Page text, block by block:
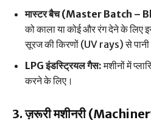
मास्टर बैच (Master Batch –
को काला या कोई और रंग देने के लिए
सूरज की किरणों (UV rays) से पानी
LPG इंडस्ट्रियल गैस:मशीनों में
करने के लिए।
3. ज़रूरी मशीनरी